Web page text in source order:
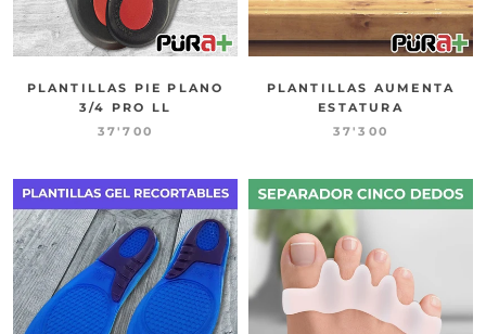
PLANTILLAS PIE PLANO
3/4 PRO LL
37'700
PLANTILLAS AUMENTA
ESTATURA
37'300